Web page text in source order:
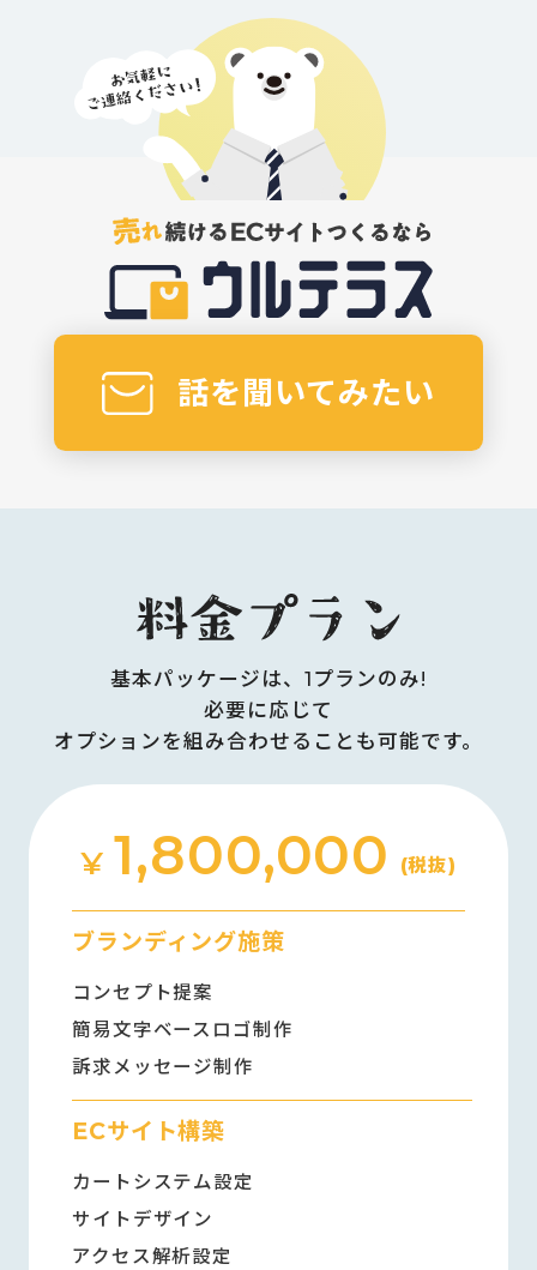
話を聞いてみたい
基本パッケージは、1プランのみ!
必要に応じて
オプションを組み合わせることも可能です。
¥ 1,800,000 (税抜)
ブランディング施策
コンセプト提案
簡易文字ベースロゴ制作
訴求メッセージ制作
ECサイト構築
カートシステム設定
サイトデザイン
アクセス解析設定